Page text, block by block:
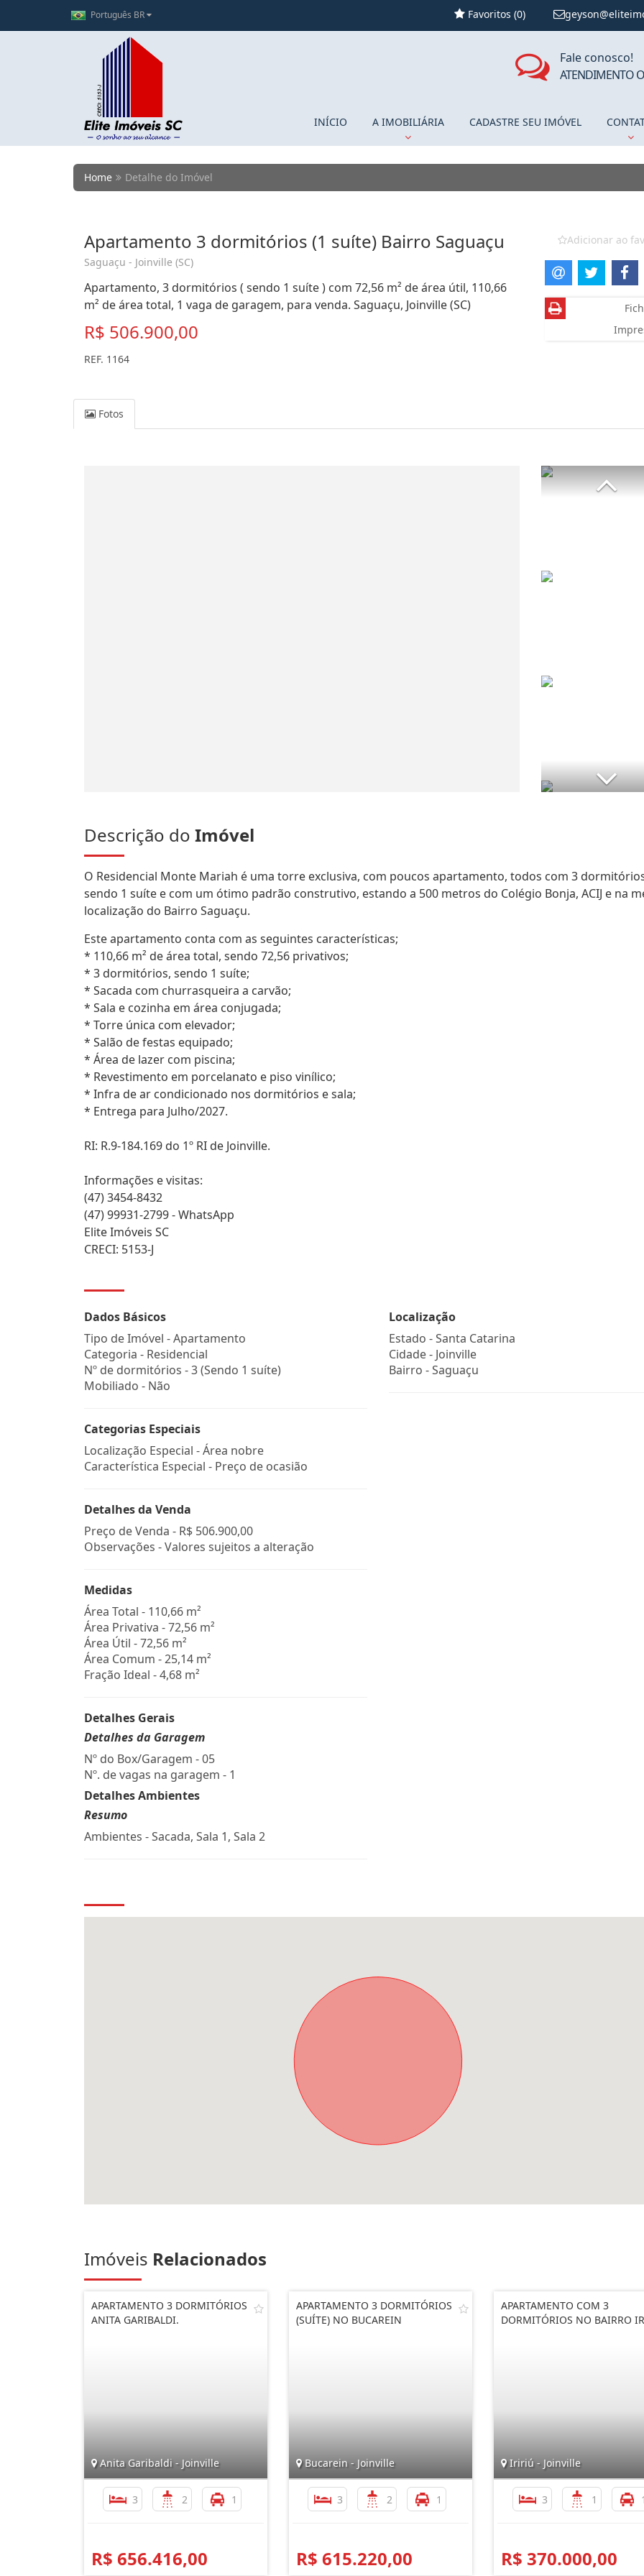
Português BR Favoritos (0)
INÍCIO A IMOBILIÁRIA CADASTRE SEU IMÓVEL
Fale conosco!
ATENDIMENTO
Home Detalhe do Imóvel
Apartamento 3 dormitórios (1 suíte) Bairro Saguaçu
Saguaçu - Joinville (SC)
Apartamento, 3 dormitórios ( sendo 1 suíte ) com 72,56 m² de área útil, 110,66
m² de área total, 1 vaga de garagem, para venda. Saguaçu, Joinville (SC)
R$ 506.900,00
REF. 1164
Adicionar ao
Fotos
Descrição do Imóvel
O Residencial Monte Mariah é uma torre exclusiva, com poucos apartamento, todos com 3
sendo 1 suíte e com um ótimo padrão construtivo, estando a 500 metros do Colégio Bonja, ACIJ e na
localização do Bairro Saguaçu.
Este apartamento conta com as seguintes características;
* 110,66 m² de área total, sendo 72,56 privativos;
* 3 dormitórios, sendo 1 suíte;
* Sacada com churrasqueira a carvão;
* Sala e cozinha em área conjugada;
* Torre única com elevador;
* Salão de festas equipado;
* Área de lazer com piscina;
* Revestimento em porcelanato e piso vinílico;
* Infra de ar condicionado nos dormitórios e sala;
* Entrega para Julho/2027.
RI: R.9-184.169 do 1º RI de Joinville.
Informações e visitas:
(47) 3454-8432
(47) 99931-2799 - WhatsApp
Elite Imóveis SC
CRECI: 5153-J
Dados Básicos
Tipo de Imóvel - Apartamento
Categoria - Residencial
Nº de dormitórios - 3 (Sendo 1 suíte)
Mobiliado - Não
Categorias Especiais
Localização Especial - Área nobre
Característica Especial - Preço de ocasião
Detalhes da Venda
Preço de Venda - R$ 506.900,00
Observações - Valores sujeitos a alteração
Medidas
Área Total - 110,66 m²
Área Privativa - 72,56 m²
Área Útil - 72,56 m²
Área Comum - 25,14 m²
Fração Ideal - 4,68 m²
Detalhes Gerais
Detalhes da Garagem
Nº do Box/Garagem - 05
Nº. de vagas na garagem - 1
Detalhes Ambientes
Resumo
Ambientes - Sacada, Sala 1, Sala 2
Localização
Estado -Santa Catarina
Cidade - Joinville
Bairro -Saguaçu
Imóveis Relacionados
APARTAMENTO 3 DORMITÓRIOS
ANITA GARIBALDI.
Anita Garibaldi - Joinville
3 2 1
R$ 656.416,00
APARTAMENTO 3 DORMITÓRIOS
(SUÍTE) NO BUCAREIN
Bucarein - Joinville
3 2 1
R$ 615.220,00
APARTAMENTO COM 3
DORMITÓRIOS NO BAIRRO
Iririú - Joinville
3 1 1
R$ 370.000,00